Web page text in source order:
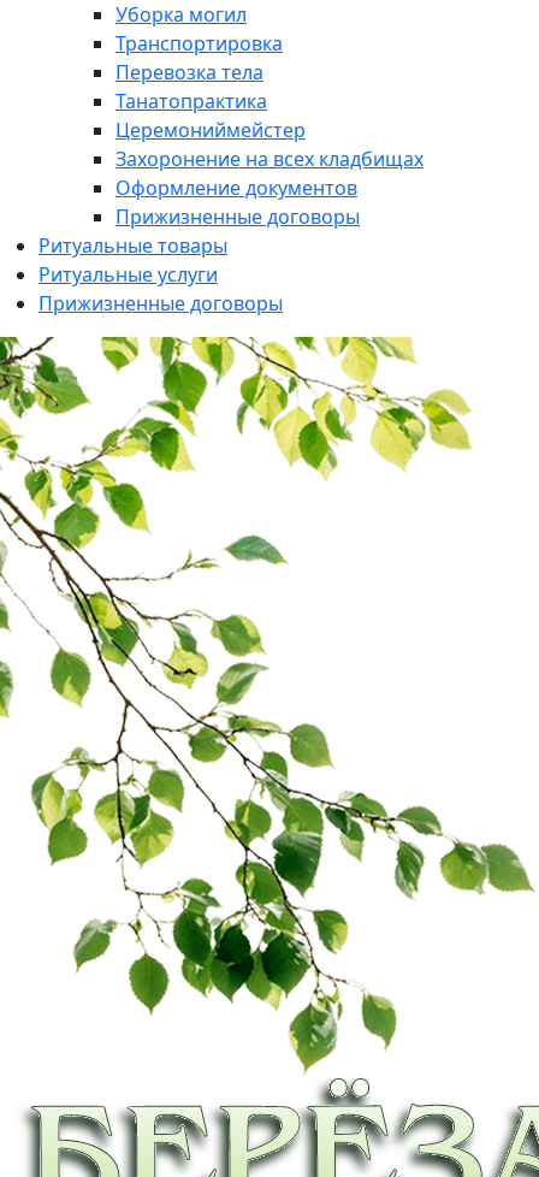
Уборка могил
Транспортировка
Перевозка тела
Танатопрактика
Церемониймейстер
Захоронение на всех кладбищах
Оформление документов
Прижизненные договоры
Ритуальные товары
Ритуальные услуги
Прижизненные договоры